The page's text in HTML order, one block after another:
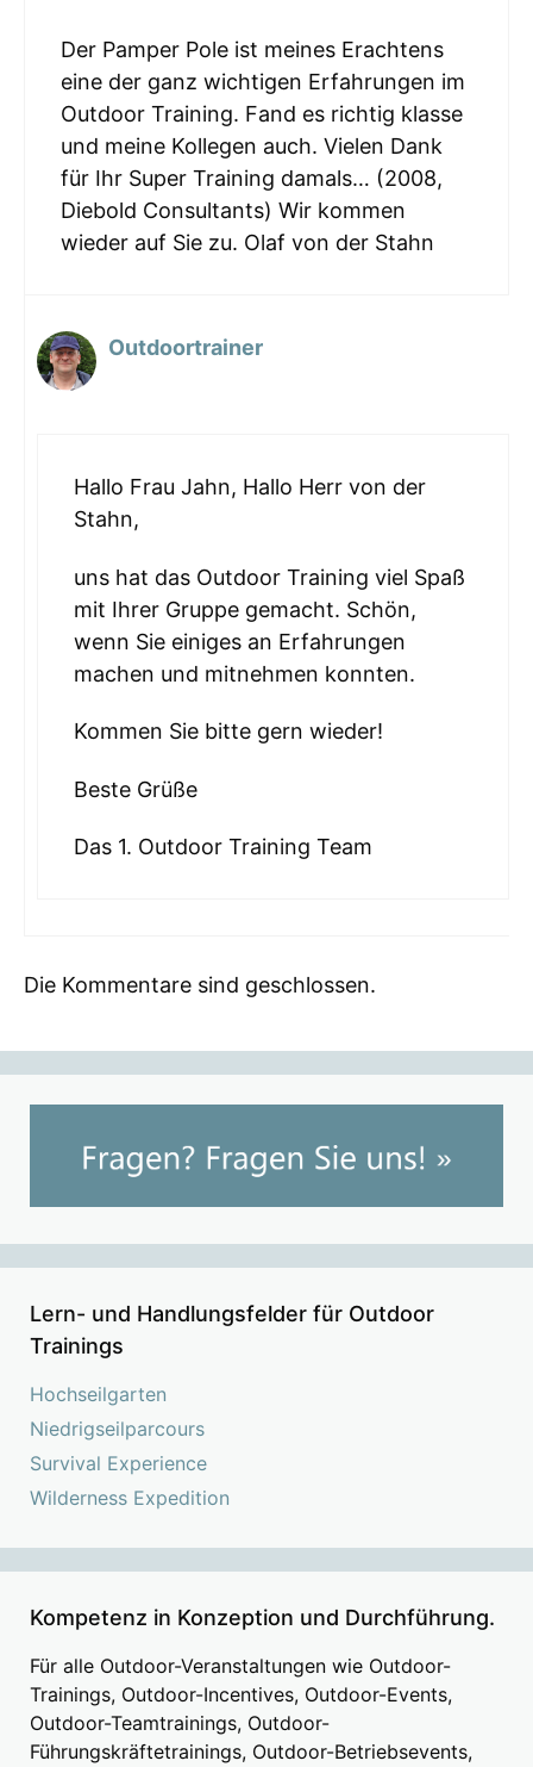
Der Pamper Pole ist meines Erachtens
eine der ganz wichtigen Erfahrungen im
Outdoor Training. Fand es richtig klasse
und meine Kollegen auch. Vielen Dank
für Ihr Super Training damals… (2008,
Diebold Consultants) Wir kommen
wieder auf Sie zu. Olaf von der Stahn
Outdoortrainer
Hallo Frau Jahn, Hallo Herr von der
Stahn,
uns hat das Outdoor Training viel Spaß
mit Ihrer Gruppe gemacht. Schön,
wenn Sie einiges an Erfahrungen
machen und mitnehmen konnten.
Kommen Sie bitte gern wieder!
Beste Grüße
Das 1. Outdoor Training Team
Die Kommentare sind geschlossen.
Lern- und Handlungsfelder für Outdoor
Trainings
Hochseilgarten
Niedrigseilparcours
Survival Experience
Wilderness Expedition
Kompetenz in Konzeption und Durchführung.
Für alle Outdoor-Veranstaltungen wie Outdoor-
Trainings, Outdoor-Incentives, Outdoor-Events,
Outdoor-Teamtrainings, Outdoor-
Führungskräftetrainings, Outdoor-Betriebsevents,